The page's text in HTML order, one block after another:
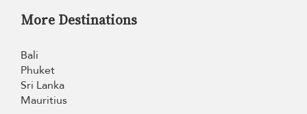
More Destinations
Bali
Phuket
Sri Lanka
Mauritius